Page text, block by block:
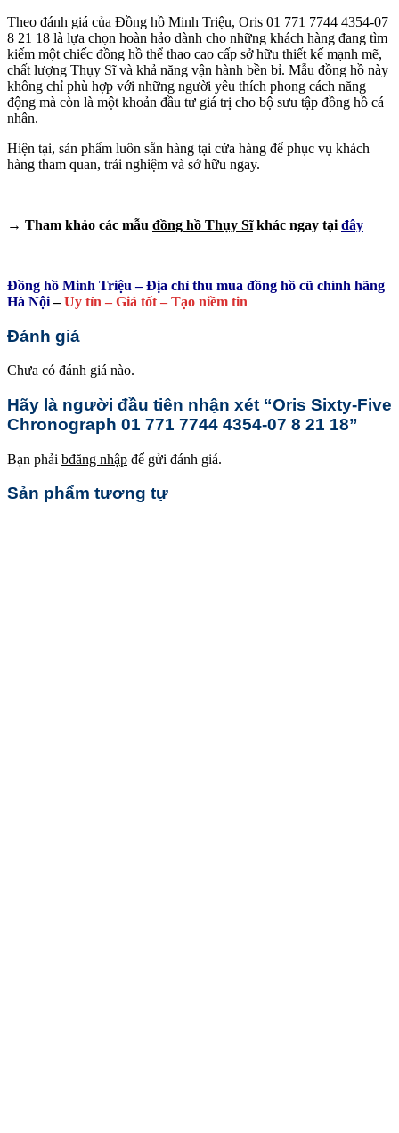
Theo đánh giá của Đồng hồ Minh Triệu, Oris 01 771 7744 4354-07
8 21 18 là lựa chọn hoàn hảo dành cho những khách hàng đang tìm
kiếm một chiếc đồng hồ thể thao cao cấp sở hữu thiết kế mạnh mẽ,
chất lượng Thụy Sĩ và khả năng vận hành bền bỉ. Mẫu đồng hồ này
không chỉ phù hợp với những người yêu thích phong cách năng
động mà còn là một khoản đầu tư giá trị cho bộ sưu tập đồng hồ cá
nhân.
Hiện tại, sản phẩm luôn sẵn hàng tại cửa hàng để phục vụ khách
hàng tham quan, trải nghiệm và sở hữu ngay.
→ Tham khảo các mẫu đồng hồ Thụy Sĩkhác ngay tại đây
Đồng hồ Minh Triệu – Địa chỉ thu mua đồng hồ cũ chính hãng
Hà Nội–Uy tín – Giá tốt – Tạo niềm tin
Đánh giá
Chưa có đánh giá nào.
Hãy là người đầu tiên nhận xét “Oris Sixty-Five
Chronograph 01 771 7744 4354-07 8 21 18”
Bạn phải bđăng nhập để gửi đánh giá.
Sản phẩm tương tự